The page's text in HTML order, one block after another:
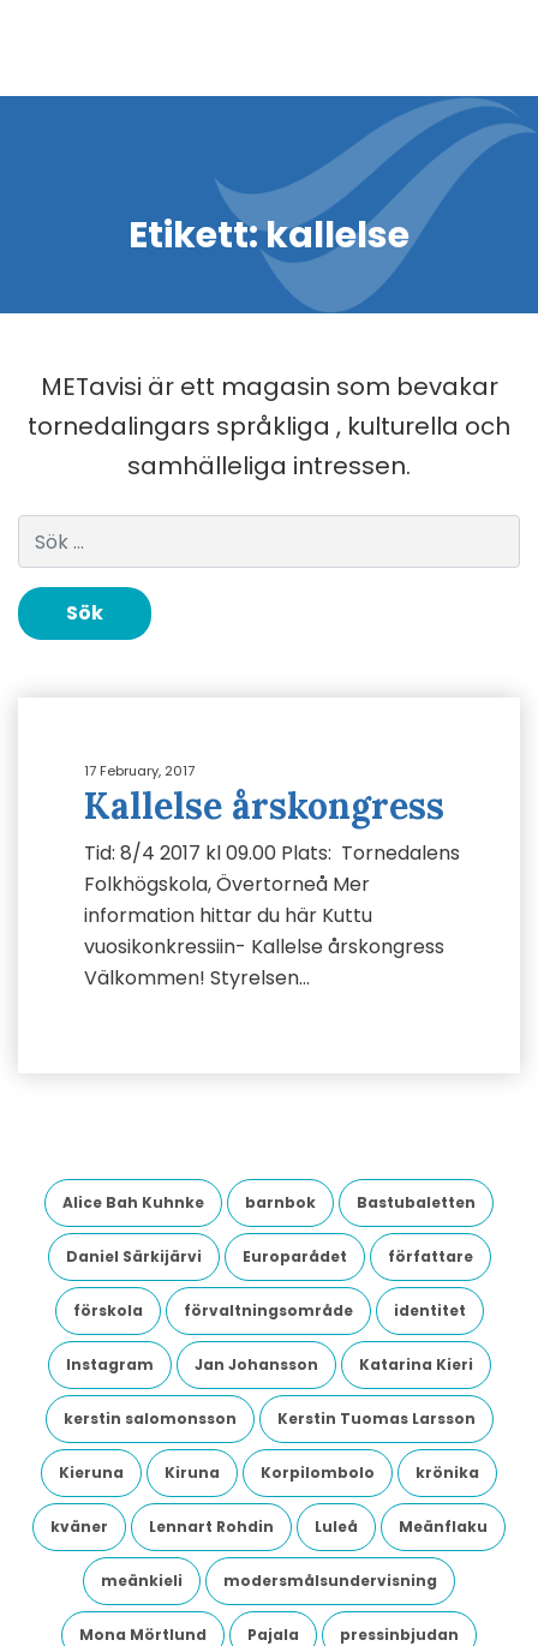
Etikett:kallelse
METavisi är ett magasin som bevakar
tornedalingars språkliga , kulturella och
samhälleliga intressen.
Sök efter:
17 February, 2017
Kallelse årskongress
Tid: 8/4 2017 kl 09.00 Plats: Tornedalens
Folkhögskola, Övertorneå Mer
information hittar du här Kuttu
vuosikonkressiin- Kallelse årskongress
Välkommen! Styrelsen…
Alice Bah Kuhnke barnbok Bastubaletten
Daniel Särkijärvi Europarådet författare
förskola förvaltningsområde identitet
Instagram Jan Johansson Katarina Kieri
kerstin salomonsson Kerstin Tuomas Larsson
Kieruna Kiruna Korpilombolo krönika
kväner Lennart Rohdin Luleå Meänflaku
meänkieli modersmålsundervisning
Mona Mörtlund Pajala pressinbjudan